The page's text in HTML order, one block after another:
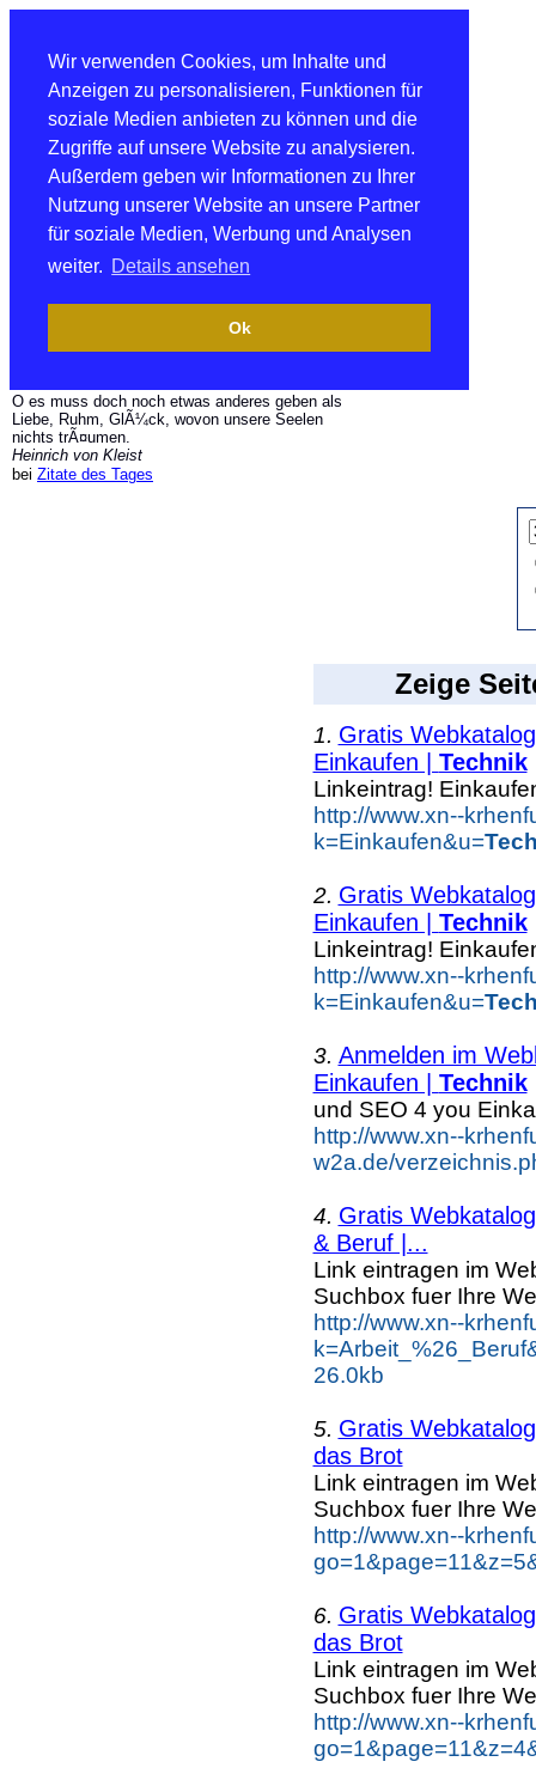
Wir verwenden Cookies, um Inhalte und
Anzeigen zu personalisieren, Funktionen für
soziale Medien anbieten zu können und die
Zugriffe auf unsere Website zu analysieren.
Außerdem geben wir Informationen zu Ihrer
Nutzung unserer Website an unsere Partner
für soziale Medien, Werbung und Analysen
weiter. Details ansehen
Ok
O es muss doch noch etwas anderes geben als
Liebe, Ruhm, GlÃ¼ck, wovon unsere Seelen
nichts trÃ¤umen.
Heinrich von Kleist
bei Zitate des Tages
Zeige
1. Gratis
Einkaufen | Technik
Linkeintrag!
http://www.xn--
k=Einkaufen&u=
2. Gratis
Einkaufen | Technik
Linkeintrag!
http://www.xn--
k=Einkaufen&u=
3. Anmelden im
Einkaufen | Technik
und SEO 4 you
http://www.xn--
w2a.de/
4. Gratis
& Beruf |...
Link eintragen im
Suchbox fuer Ihre
http://www.xn--
26.0kb
5. Gratis
das Brot
Link eintragen im
Suchbox fuer Ihre
http://www.xn--
6. Gratis
das Brot
Link eintragen im
Suchbox fuer Ihre
http://www.xn--